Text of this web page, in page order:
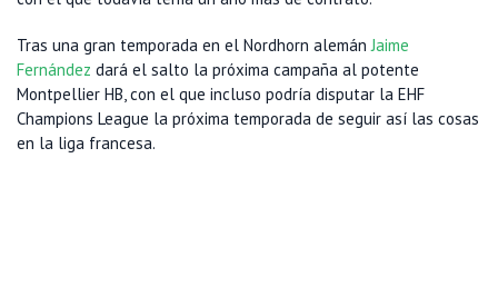
Tras una gran temporada en el Nordhorn alemánJaime
Fernández dará el salto la próxima campaña al potente
Montpellier HB, con el que incluso podría disputar la EHF
Champions League la próxima temporada de seguir así las cosas
en la liga francesa.